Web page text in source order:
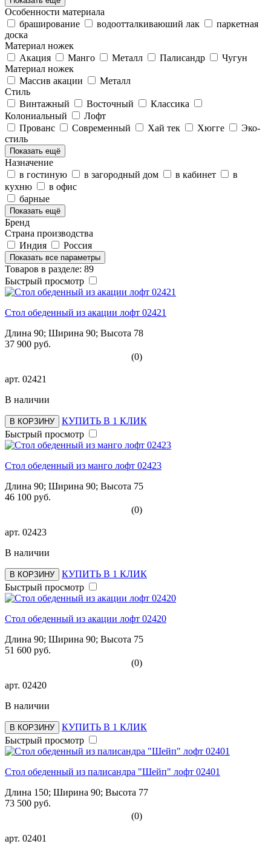
Особенности материала
браширование
водоотталкиваюший лак
паркетная
доска
Материал ножек
Акация
Манго Металл Палисандр
Чугун
Материал ножек
Массив акации
Металл
Стиль
Винтажный
Восточный
Классика
Колониальный
Лофт
Прованс
Современный Хай тек Хюгге
Эко-
стиль
Показать ещё
Назначение
в гостиную
в загородный дом в кабинет
в
кухню
в офис
барные
Показать ещё
Бренд
Страна производства
Индия
Россия
Показать все параметры
Товаров в разделе: 89
Быстрый просмотр
Стол обеденный из акации лофт 02421
Длина 90; Ширина 90; Высота 78
37 900 руб.
(0)
арт. 02421
В наличии
В КОРЗИНУ
КУПИТЬ В 1 КЛИК
Быстрый просмотр
Стол обеденный из манго лофт 02423
Длина 90; Ширина 90; Высота 75
46 100 руб.
(0)
арт. 02423
В наличии
В КОРЗИНУ
КУПИТЬ В 1 КЛИК
Быстрый просмотр
Стол обеденный из акации лофт 02420
Длина 90; Ширина 90; Высота 75
51 600 руб.
(0)
арт. 02420
В наличии
В КОРЗИНУ
КУПИТЬ В 1 КЛИК
Быстрый просмотр
Стол обеденный из палисандра "Шейп" лофт 02401
Длина 150; Ширина 90; Высота 77
73 500 руб.
(0)
арт. 02401